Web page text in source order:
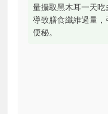
量攝取黑木耳一天
導致膳食纖維過量
便秘。